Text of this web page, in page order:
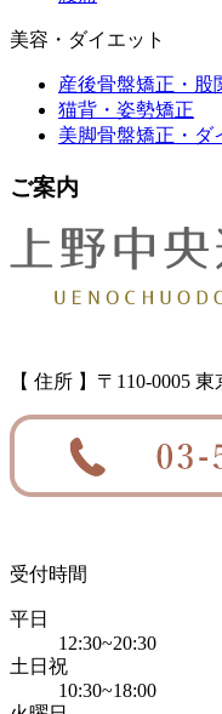
美容・ダイエット
産後骨盤矯正・股
猫背・姿勢矯正
美脚骨盤矯正・ダ
ご案内
【 住所 】〒110-0005
受付時間
平日
12:30~20:30
土日祝
10:30~18:00